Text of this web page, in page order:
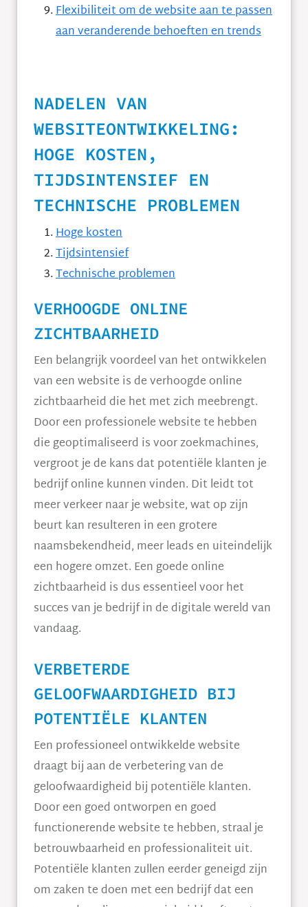
Flexibiliteit om de website aan te passen
aan veranderende behoeften en trends
NADELEN VAN
WEBSITEONTWIKKELING:
HOGE KOSTEN,
TIJDSINTENSIEF EN
TECHNISCHE PROBLEMEN
Hoge kosten
Tijdsintensief
Technische problemen
VERHOOGDE ONLINE
ZICHTBAARHEID
Een belangrijk voordeel van het ontwikkelen
van een website is de verhoogde online
zichtbaarheid die het met zich meebrengt.
Door een professionele website te hebben
die geoptimaliseerd is voor zoekmachines,
vergroot je de kans dat potentiële klanten je
bedrijf online kunnen vinden. Dit leidt tot
meer verkeer naar je website, wat op zijn
beurt kan resulteren in een grotere
naamsbekendheid, meer leads en uiteindelijk
een hogere omzet. Een goede online
zichtbaarheid is dus essentieel voor het
succes van je bedrijf in de digitale wereld van
vandaag.
VERBETERDE
GELOOFWAARDIGHEID BIJ
POTENTIËLE KLANTEN
Een professioneel ontwikkelde website
draagt bij aan de verbetering van de
geloofwaardigheid bij potentiële klanten.
Door een goed ontworpen en goed
functionerende website te hebben, straal je
betrouwbaarheid en professionaliteit uit.
Potentiële klanten zullen eerder geneigd zijn
om zaken te doen met een bedrijf dat een